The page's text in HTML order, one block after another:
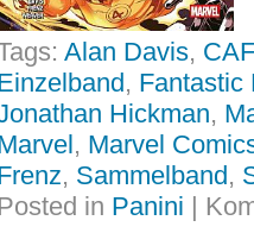
Alan Davis,
, Fantastic
Hickman,
, Marvel
, Sammelband,
Posted in Panini |